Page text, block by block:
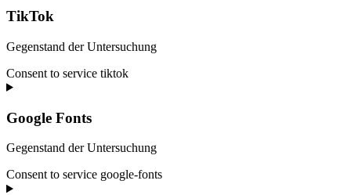
TikTok
Gegenstand der Untersuchung
Consent to service tiktok
Google Fonts
Gegenstand der Untersuchung
Consent to service google-fonts